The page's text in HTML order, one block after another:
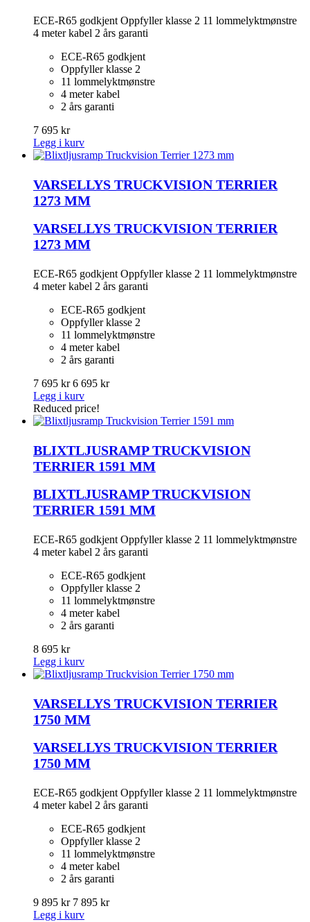
ECE-R65 godkjent Oppfyller klasse 2 11 lommelyktmønstre
4 meter kabel 2 års garanti
ECE-R65 godkjent
Oppfyller klasse 2
11 lommelyktmønstre
4 meter kabel
2 års garanti
7 695 kr
Legg i kurv
VARSELLYS TRUCKVISION TERRIER
1273 MM
VARSELLYS TRUCKVISION TERRIER
1273 MM
ECE-R65 godkjent Oppfyller klasse 2 11 lommelyktmønstre
4 meter kabel 2 års garanti
ECE-R65 godkjent
Oppfyller klasse 2
11 lommelyktmønstre
4 meter kabel
2 års garanti
7 695 kr6 695 kr
Legg i kurv
Reduced price!
BLIXTLJUSRAMP TRUCKVISION
TERRIER 1591 MM
BLIXTLJUSRAMP TRUCKVISION
TERRIER 1591 MM
ECE-R65 godkjent Oppfyller klasse 2 11 lommelyktmønstre
4 meter kabel 2 års garanti
ECE-R65 godkjent
Oppfyller klasse 2
11 lommelyktmønstre
4 meter kabel
2 års garanti
8 695 kr
Legg i kurv
VARSELLYS TRUCKVISION TERRIER
1750 MM
VARSELLYS TRUCKVISION TERRIER
1750 MM
ECE-R65 godkjent Oppfyller klasse 2 11 lommelyktmønstre
4 meter kabel 2 års garanti
ECE-R65 godkjent
Oppfyller klasse 2
11 lommelyktmønstre
4 meter kabel
2 års garanti
9 895 kr 7 895 kr
Legg i kurv